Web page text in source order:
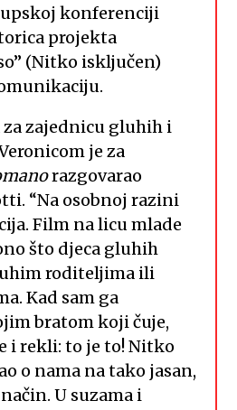
konferenciji
projekta
(Nitko isključen)
zajednicu gluhih i
je za
razgovarao
“Na osobnoj razini
Film na licu mlade
što djeca gluhih
roditeljima ili
Kad sam ga
bratom koji čuje,
i rekli: to je to! Nitko
o nama na tako jasan,
U suzama i